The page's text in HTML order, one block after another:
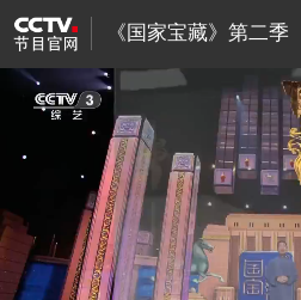
《国家宝藏》第二季